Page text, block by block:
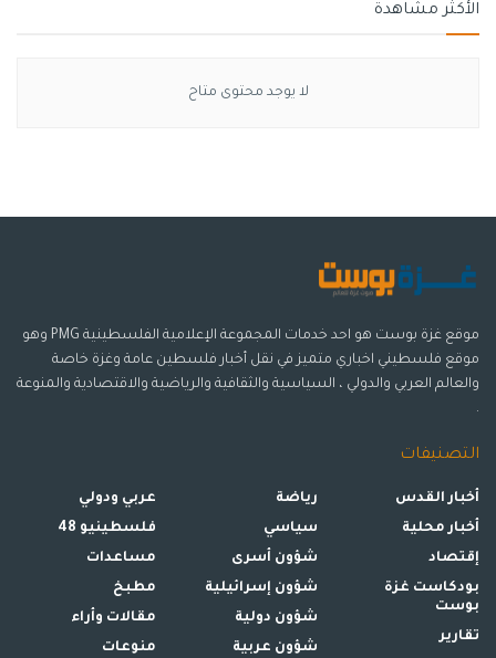
الأكثر مشاهدة
لا يوجد محتوى متاح
موقع غزة بوست هو احد خدمات المجموعة الإعلامية الفلسطينية PMG وهو
موقع فلسطيني اخباري متميز في نقل أخبار فلسطين عامة وغزة خاصة
والعالم العربي والدولي ، السياسية والثقافية والرياضية والاقتصادية والمنوعة
.
التصنيفات
أخبار القدس
أخبار محلية
إقتصاد
بودكاست غزة
بوست
تقارير
رياضة
سياسي
شؤون أسرى
شؤون إسرائيلية
شؤون دولية
شؤون عربية
عربي ودولي
فلسطينيو 48
مساعدات
مطبخ
مقالات وأراء
منوعات